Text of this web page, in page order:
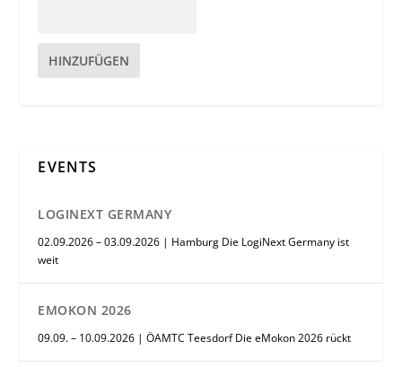
HINZUFÜGEN
EVENTS
LOGINEXT GERMANY
02.09.2026 – 03.09.2026 | Hamburg Die LogiNext Germany ist
weit
EMOKON 2026
09.09. – 10.09.2026 | ÖAMTC Teesdorf Die eMokon 2026 rückt